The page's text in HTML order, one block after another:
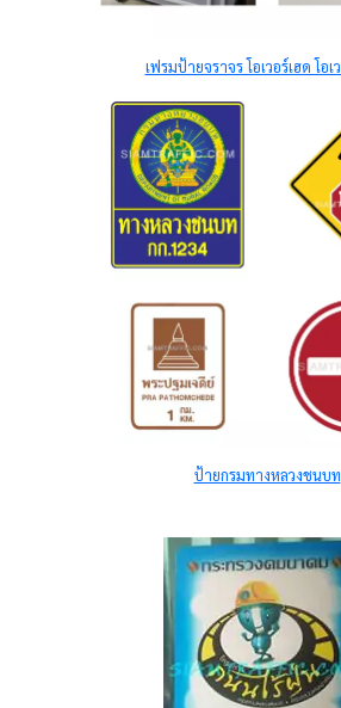
เฟรมป้ายจราจร โอเวอร์เฮด โอเ
ป้ายกรมทางหลวงชนบท